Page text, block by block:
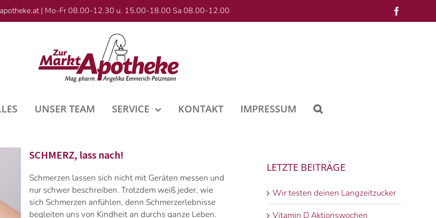
| Mo-Fr 08.00-12.30 u. 15.00-18.00 Sa 08.00-12.00
UNSER TEAM SERVICE KONTAKT IMPRESSUM
SCHMERZ, lass nach!
Schmerzen lassen sich nicht mit Geräten messen und
nur schwer beschreiben. Trotzdem weiß jeder, wie
sich Schmerzen anfühlen, denn Schmerzerlebnisse
begleiten uns von Kindheit an durchs ganze Leben.
LETZTE BEITRÄGE
Wir testen deinen Langzeitzucker
Vitamin D Aktionswochen